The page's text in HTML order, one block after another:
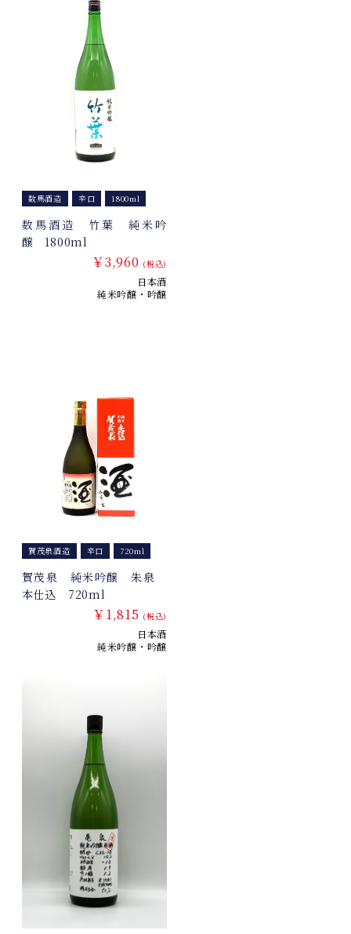
数馬酒造 辛口 1800ml
数馬酒造 竹葉 純米吟
醸 1800ml
￥3,960 (税込)
日本酒
純米吟醸・吟醸
賀茂泉酒造 辛口 720ml
賀茂泉 純米吟醸 朱泉
本仕込 720ml
￥1,815 (税込)
日本酒
純米吟醸・吟醸